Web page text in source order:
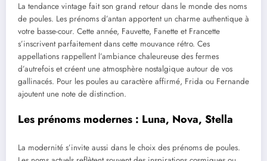
La tendance vintage fait son grand retour dans le monde des noms
de poules. Les prénoms d’antan apportent un charme authentique à
votre basse-cour. Cette année, Fauvette, Fanette et Francette
s’inscrivent parfaitement dans cette mouvance rétro. Ces
appellations rappellent l’ambiance chaleureuse des fermes
d’autrefois et créent une atmosphère nostalgique autour de vos
gallinacés. Pour les poules au caractère affirmé, Frida ou Fernande
ajoutent une note de distinction.
Les prénoms modernes : Luna, Nova, Stella
La modernité s’invite aussi dans le choix des prénoms de poules.